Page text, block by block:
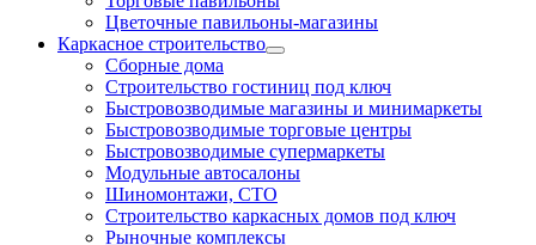
Цветочные павильоны-магазины
Каркасное строительство
Сборные дома
Строительство гостиниц под ключ
Быстровозводимые магазины и минимаркеты
Быстровозводимые торговые центры
Быстровозводимые супермаркеты
Модульные автосалоны
Шиномонтажи, СТО
Строительство каркасных домов под ключ
Рыночные комплексы